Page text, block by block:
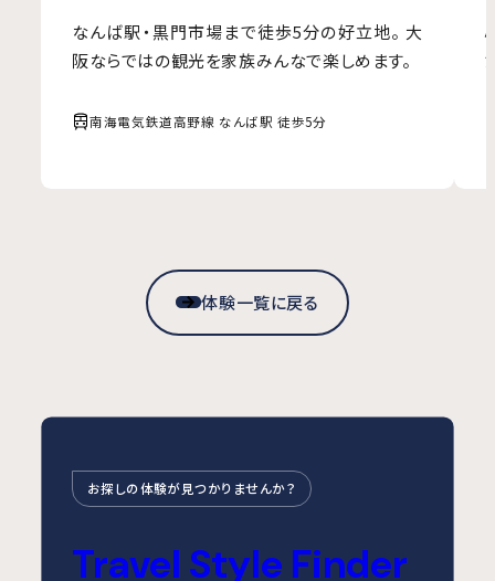
なんば駅・黒門市場まで徒歩5分の好立地。 大
阪ならではの観光を家族みんなで楽しめます。
南海電気鉄道高野線 なんば駅 徒歩5分
体験一覧に戻る
Travel Style Finder
お探しの体験が見つかりませんか？